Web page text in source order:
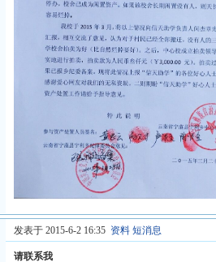
发表于 2015-6-2 16:35 资料 短消息
请联系我